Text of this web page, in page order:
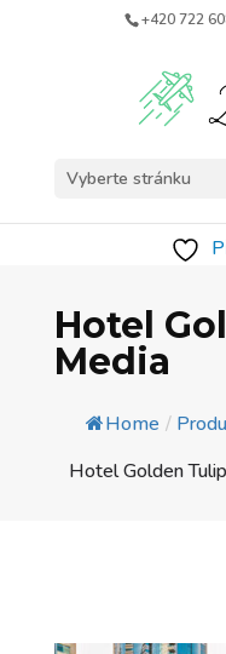
+420 722
Vyberte stránku
Hotel
Media
Home /
Hotel Golden